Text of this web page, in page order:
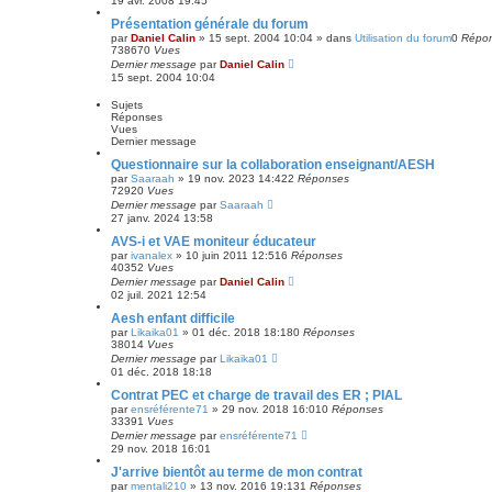
Présentation générale du forum
parDaniel Calin » 15 sept. 2004 10:04 » dans Utilisation du forum0
738670 Vues
Dernier message parDaniel Calin
15 sept. 2004 10:04
Sujets
Réponses
Vues
Dernier message
Questionnaire sur la collaboration enseignant/AESH
parSaaraah » 19 nov. 2023 14:422 Réponses
72920 Vues
Dernier message parSaaraah
27 janv. 2024 13:58
AVS-i et VAE moniteur éducateur
parivanalex » 10 juin 2011 12:516 Réponses
40352 Vues
Dernier message parDaniel Calin
02 juil. 2021 12:54
Aesh enfant difficile
parLikaika01 » 01 déc. 2018 18:180 Réponses
38014 Vues
Dernier message parLikaika01
01 déc. 2018 18:18
Contrat PEC et charge de travail des ER ; PIAL
parensréférente71 » 29 nov. 2018 16:010 Réponses
33391 Vues
Dernier message parensréférente71
29 nov. 2018 16:01
J'arrive bientôt au terme de mon contrat
parmentali210 » 13 nov. 2016 19:131 Réponses